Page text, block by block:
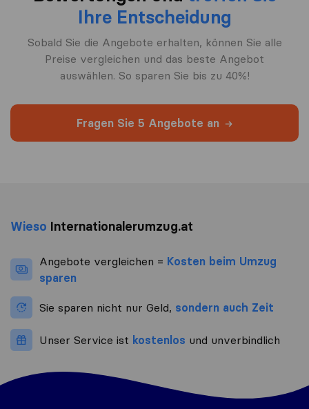
Ihre Entscheidung
Sobald Sie die Angebote erhalten, können Sie alle
Preise vergleichen und das beste Angebot
auswählen. So sparen Sie bis zu 40%!
Fragen Sie 5 Angebote an
Wieso Internationalerumzug.at
Angebote vergleichen = Kosten beim Umzug
sparen
Sie sparen nicht nur Geld, sondern auch Zeit
Unser Service ist kostenlos und unverbindlich